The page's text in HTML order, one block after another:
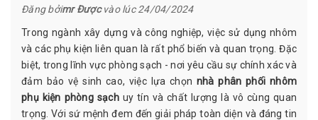
Đăng bởimr Được vào lúc24/04/2024
Trong ngành xây dựng và công nghiệp, việc sử dụng nhôm
và các phụ kiện liên quan là rất phổ biến và quan trọng. Đặc
biệt, trong lĩnh vực phòng sạch - nơi yêu cầu sự chính xác và
đảm bảo vệ sinh cao, việc lựa chọn nhà phân phối nhôm
phụ kiện phòng sạchuy tín và chất lượng là vô cùng quan
trọng. Với sứ mệnh đem đến giải pháp toàn diện và đáng tin